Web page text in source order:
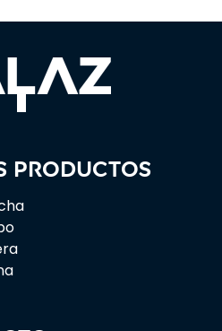
productos